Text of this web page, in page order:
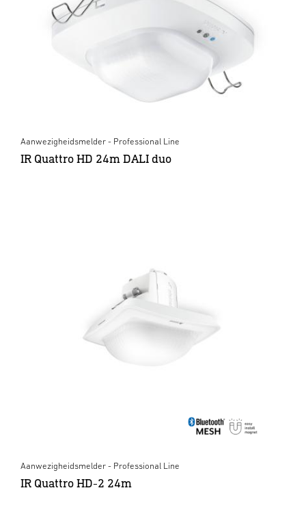
Aanwezigheidsmelder - Professional Line
IR Quattro HD 24m DALI duo
Aanwezigheidsmelder - Professional Line
IR Quattro HD-2 24m